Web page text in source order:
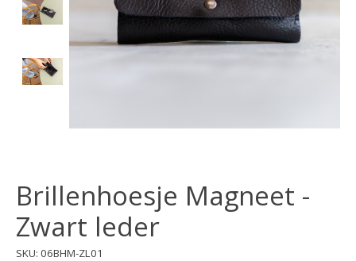
Brillenhoesje Magneet -
Zwart leder
SKU: 06BHM-ZL01